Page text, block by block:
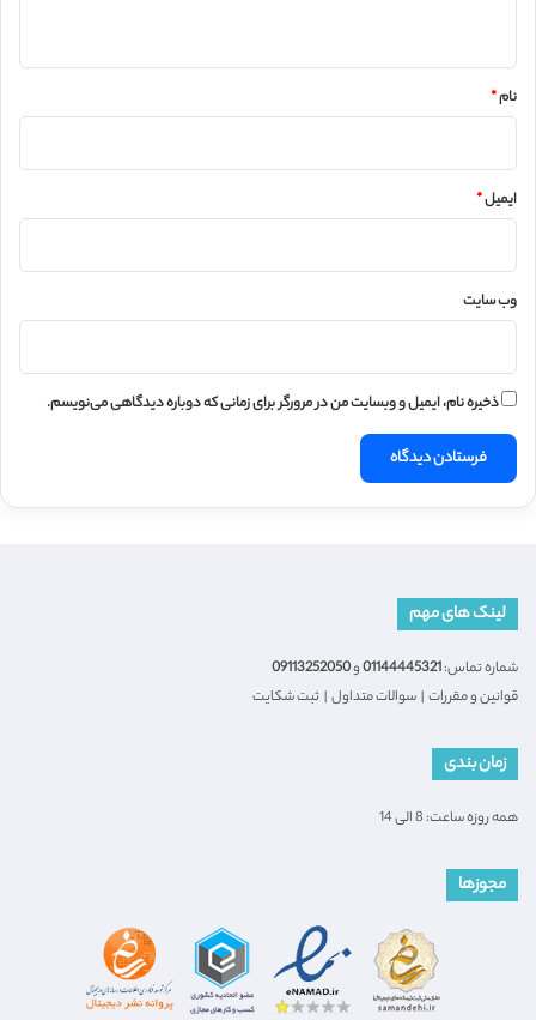
نام*
ایمیل*
وب‌ سایت
ذخیره نام، ایمیل و وبسایت من در مرورگر برای زمانی که دوباره دیدگاهی می‌نویسم.
لینک های مهم
شماره تماس:01144445321و09113252050
قوانین و مقررات | سوالات متداول | ثبت شکایت
زمان بندی
همه روزه ساعت: 8 الی 14
مجوزها